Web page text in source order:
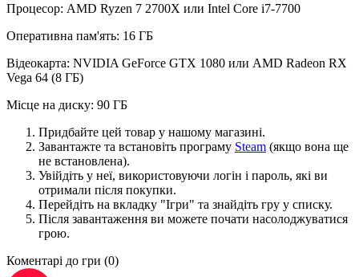
Процесор: AMD Ryzen 7 2700X или Intel Core i7-7700
Оперативна пам'ять: 16 ГБ
Відеокарта: NVIDIA GeForce GTX 1080 или AMD Radeon RX
Vega 64 (8 ГБ)
Місце на диску: 90 ГБ
Придбайте цей товар у нашому магазині.
Завантажте та встановіть програму Steam (якщо вона ще
не встановлена).
Увійдіть у неї, використовуючи логін і пароль, які ви
отримали після покупки.
Перейдіть на вкладку "Ігри" та знайдіть гру у списку.
Після завантаження ви можете почати насолоджуватися
грою.
Коментарі до гри (0)